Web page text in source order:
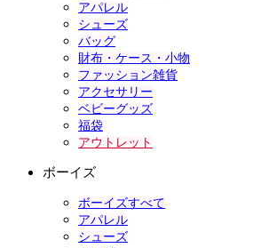
アパレル
シューズ
バッグ
財布・ケース・小物
ファッション雑貨
アクセサリー
ベビーグッズ
福袋
アウトレット
ボーイズ
ボーイズすべて
アパレル
シューズ